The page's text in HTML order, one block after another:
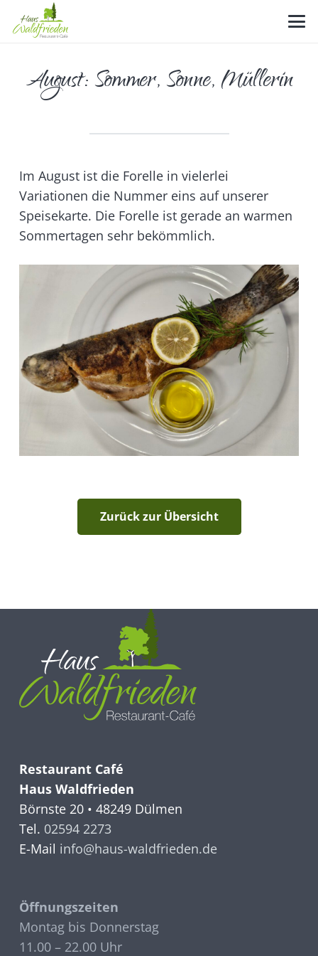
August: Sommer, Sonne, Müllerin
Im August ist die Forelle in vielerlei
Variationen die Nummer eins auf unserer
Speisekarte. Die Forelle ist gerade an warmen
Sommertagen sehr bekömmlich.
Zurück zur Übersicht
Restaurant Café
Haus Waldfrieden
Börnste 20 • 48249 Dülmen
Tel. 02594 2273
E-Mail info@haus-waldfrieden.de
Öffnungszeiten
Montag bis Donnerstag
11.00 – 22.00 Uhr